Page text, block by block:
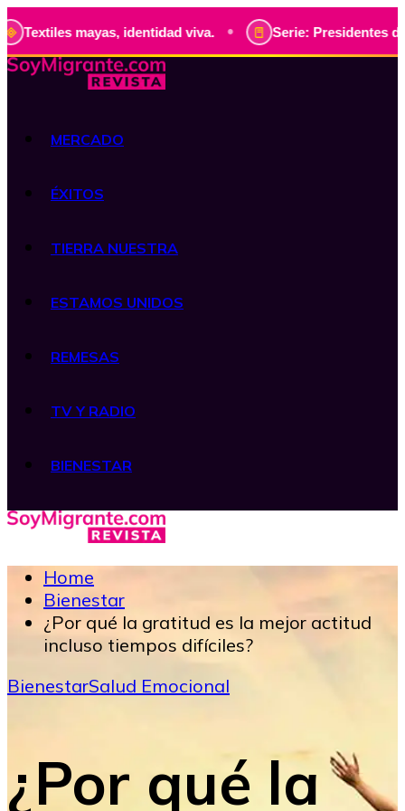
identidad viva. • Serie: Presidentes de
MERCADO
ÉXITOS
TIERRA NUESTRA
ESTAMOS UNIDOS
REMESAS
TV Y RADIO
BIENESTAR
Home
Bienestar
¿Por qué la gratitud es la mejor actitud
incluso tiempos difíciles?
BienestarSalud Emocional
¿Por qué la